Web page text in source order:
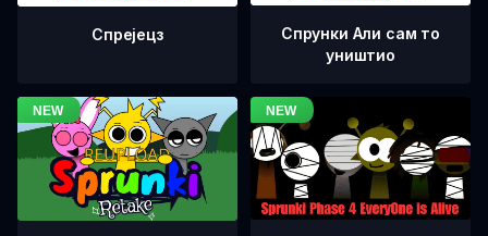
Спрејецз
Спрунки Али сам то
уништио